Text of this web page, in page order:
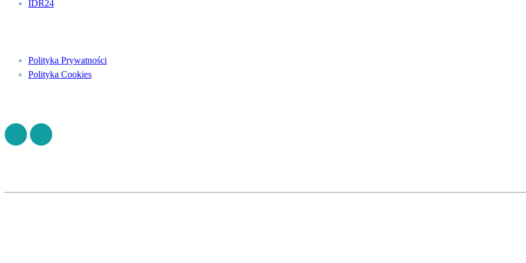
IDR24
Polityka Prywatności
Polityka Cookies